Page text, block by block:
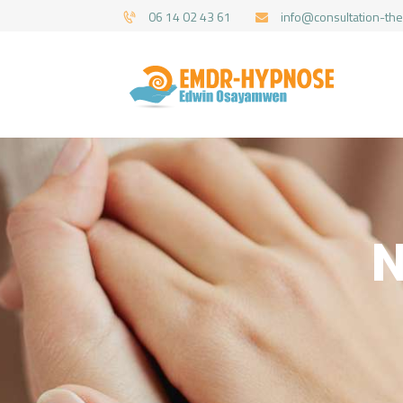
06 14 02 43 61 info@consultation-